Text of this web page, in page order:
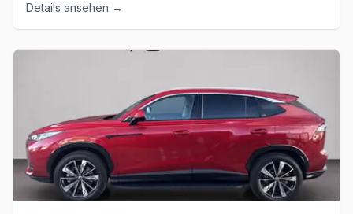
Details ansehen →